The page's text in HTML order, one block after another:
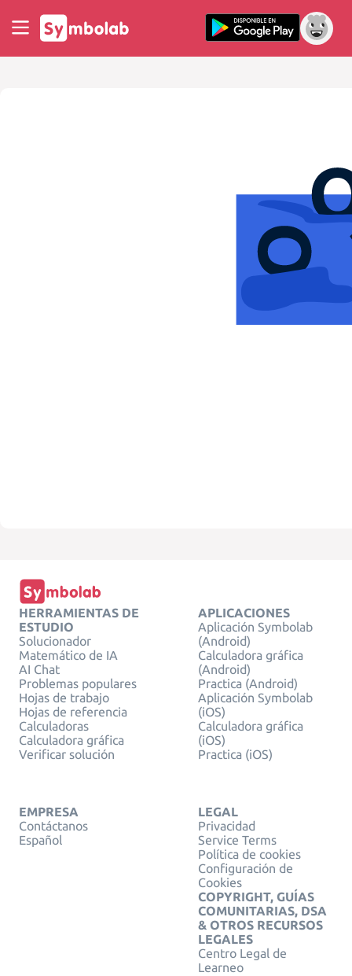
HERRAMIENTAS DE
ESTUDIO
Solucionador
Matemático de IA
AI Chat
Problemas populares
Hojas de trabajo
Hojas de referencia
Calculadoras
Calculadora gráfica
Verificar solución
APLICACIONES
Aplicación Symbolab
(Android)
Calculadora gráfica
(Android)
Practica (Android)
Aplicación Symbolab
(iOS)
Calculadora gráfica
(iOS)
Practica (iOS)
EMPRESA
Contáctanos
Español
LEGAL
Privacidad
Service Terms
Política de cookies
Configuración de
Cookies
COPYRIGHT, GUÍAS
COMUNITARIAS, DSA
& OTROS RECURSOS
LEGALES
Centro Legal de
Learneo